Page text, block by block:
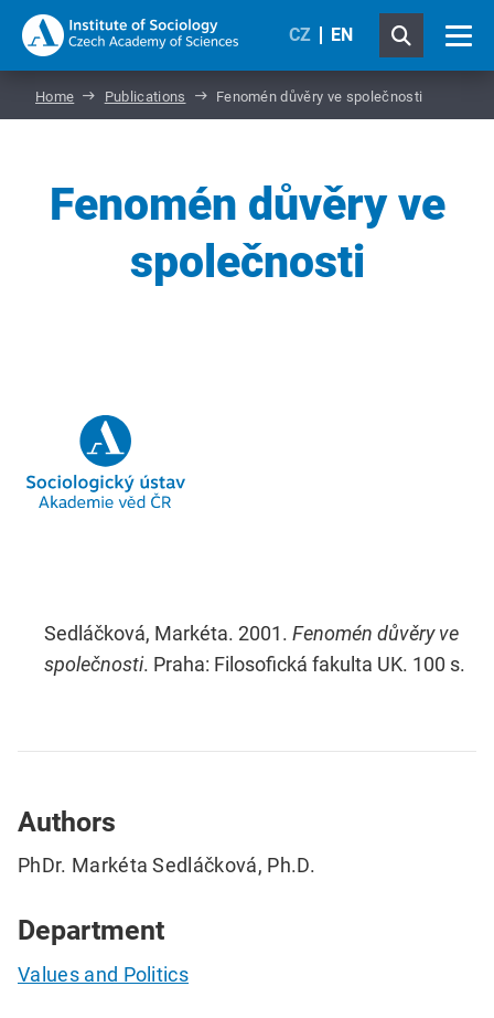
CZ EN
Home Publications Fenomén důvěry ve společnosti
Fenomén důvěry ve
společnosti
Sedláčková, Markéta. 2001. Fenomén důvěry ve
společnosti. Praha: Filosofická fakulta UK. 100 s.
Authors
PhDr. Markéta Sedláčková, Ph.D.
Department
Values and Politics